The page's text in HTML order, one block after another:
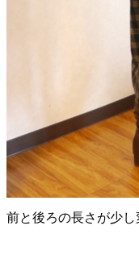
前と後ろの長さが少